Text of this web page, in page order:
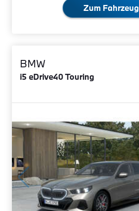
Zum Fahrzeug
BMW
i5 eDrive40 Touring